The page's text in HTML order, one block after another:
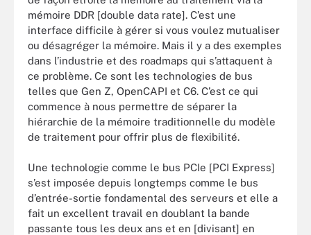
mémoire DDR [double data rate]. C’est une
interface difficile à gérer si vous voulez mutualiser
ou désagréger la mémoire. Mais il y a des exemples
dans l’industrie et des roadmaps qui s’attaquent à
ce problème. Ce sont les technologies de bus
telles que Gen Z, OpenCAPI et C6. C’est ce qui
commence à nous permettre de séparer la
hiérarchie de la mémoire traditionnelle du modèle
de traitement pour offrir plus de flexibilité.
Une technologie comme le bus PCIe [PCI Express]
s’est imposée depuis longtemps comme le bus
d’entrée-sortie fondamental des serveurs et elle a
fait un excellent travail en doublant la bande
passante tous les deux ans et en [divisant] en